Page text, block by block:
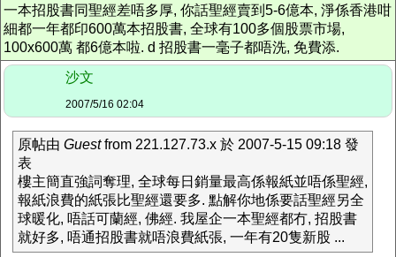
一本招股書同聖經差唔多厚, 你話聖經賣到5-6億本, 淨係香港咁
細都一年都印600萬本招股書, 全球有100多個股票市場,
100x600萬 都6億本啦. d 招股書一毫子都唔洗, 免費添.
沙文
2007/5/16 02:04
原帖由 Guestfrom 221.127.73.x 於 2007-5-15 09:18 發
表
樓主簡直強詞奪理, 全球每日銷量最高係報紙並唔係聖經,
報紙浪費的紙張比聖經還要多. 點解你地係要話聖經另全
球暖化, 唔話可蘭經, 佛經. 我屋企一本聖經都冇, 招股書
就好多, 唔通招股書就唔浪費紙張, 一年有20隻新股 ...